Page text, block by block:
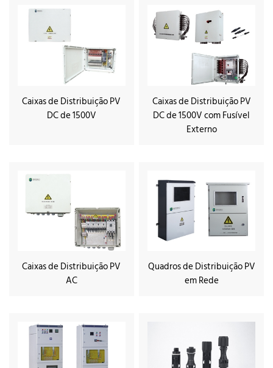
Caixas de Distribuição PV
DC de 1500V
Caixas de Distribuição PV
DC de 1500V com Fusível
Externo
Caixas de Distribuição PV
AC
Quadros de Distribuição PV
em Rede